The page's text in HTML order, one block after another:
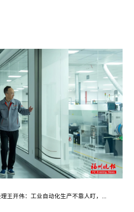
王开伟：工业自动化生产不靠人盯，...